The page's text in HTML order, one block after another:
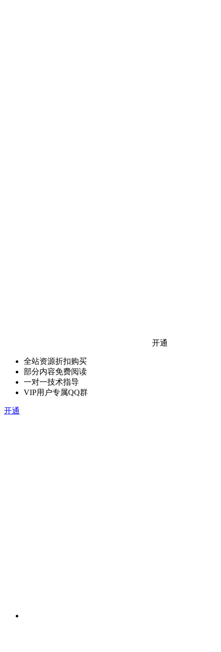
开通
全站资源折扣购买
部分内容免费阅读
一对一技术指导
VIP用户专属QQ群
开通